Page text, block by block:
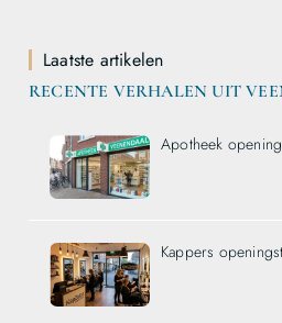
Laatste artikelen
RECENTE VERHALEN UIT
Apotheek
Kappers